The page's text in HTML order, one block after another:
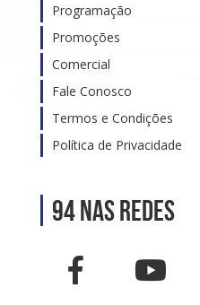
Programação
Promoções
Comercial
Fale Conosco
Termos e Condições
Política de Privacidade
94 nas Redes